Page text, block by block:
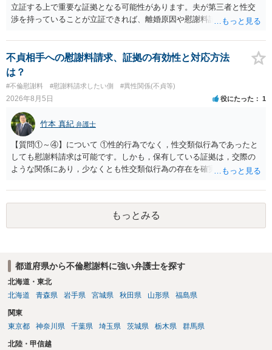
立証する上で重要な証拠となる可能性があります。夫が第三者と性交
渉を持っていることが立証できれば、離婚原因や慰謝料請求を検討す
性的関係を継続しているのであれば、その期間や回数が分かる資料は
できるだけ保存しておくことをお勧めいたします。 他方、「夫に不貞
がある＝財産分与でも多くもらえる」「当然に親権を取得できる」と
いう関係にはありません。まず、財産分与は、基本的には夫婦が婚姻
中に形成した財産を清算する制度ですので、不貞行為の有無とは別
に、預貯金、不動産、保険、退職金等の資料を確保しておくことが重
要です。また、子の親権については、夫婦間の責任問題とは別に、
「どのような形がお子様の利益になるか」という観点です。そのた
め、未就学のお子様について貴方が主として養育しているのであれ
ば、保育園等への送迎、食事・入浴・寝かしつけ等の日常的な育児、
通院や予防接種への対応、保育園との連絡、夫婦それぞれの勤務状
況、別居後にどのような養育環境を用意できるかといった、これまで
の監護実績や今後の生活状況について整理しておくとよいでしょう。
養育費については、離婚後も父母双方がそれぞれの収入に応じて負担
不貞相手への慰謝料請求、証拠の有効性と対応方法
は？
#不倫慰謝料 #慰謝料請求したい側 #異性関係(不貞等)
2026年8月5日 役にたった 1
竹本 真紀 弁護士
【質問①～④】について ①性的行為でなく，性交類似行為であったと
しても慰謝料請求は可能です。しかも，保有している証拠は，交際の
ような関係にあり，少なくとも性交類似行為の存在を確実に証明でき
ことを窺わせるものです。）。ですから，慰謝料請求を進めることで
よいと思います。 ただ．慰謝料額については，婚姻破綻に至っていな
いとして，この点を考慮されることになるかもしれません。 ②夫との
今後のことを考えて書いてもらうか否かを検討するのがよいと思いま
う。慰謝料請求としては証拠として使えることが前提であり，その価
値と夫との関係との均衡のように思います。 ③行政書士に委任をして
いるのであれば，どのような内容の委任なのか不明ですが，その行政
の見極めや，相手方は性交類似行為は認めているのか，それさえも否
定しているのかによって，考え方・進め方は変わってくると思いま
す。 ④性交類似行為を認めているにもかかわらず支払を拒否するので
もっとみる
都道府県から不倫慰謝料に強い弁護士を探す
北海道・東北
北海道
青森県 岩手県 宮城県 秋田県 山形県 福島県
関東
東京都
神奈川県 千葉県 埼玉県 茨城県 栃木県 群馬県
北陸・甲信越